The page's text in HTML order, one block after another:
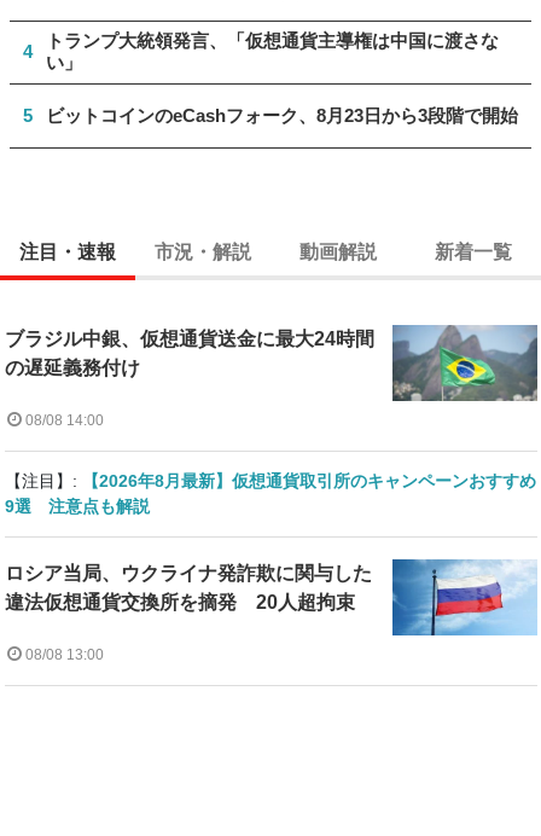
4
トランプ大統領発言、「仮想通貨主導権は中国に渡さな
い」
5 ビットコインのeCashフォーク、8月23日から3段階で開始
注目・速報 市況・解説 動画解説 新着一覧
ブラジル中銀、仮想通貨送金に最大24時間
の遅延義務付け
08/08 14:00
【注目】:
【2026年8月最新】仮想通貨取引所のキャンペーンおすすめ
9選 注意点も解説
ロシア当局、ウクライナ発詐欺に関与した
違法仮想通貨交換所を摘発 20人超拘束
08/08 13:00